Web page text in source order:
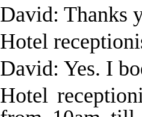
David: Thanks
Hotel
David: Yes. I
Hotel